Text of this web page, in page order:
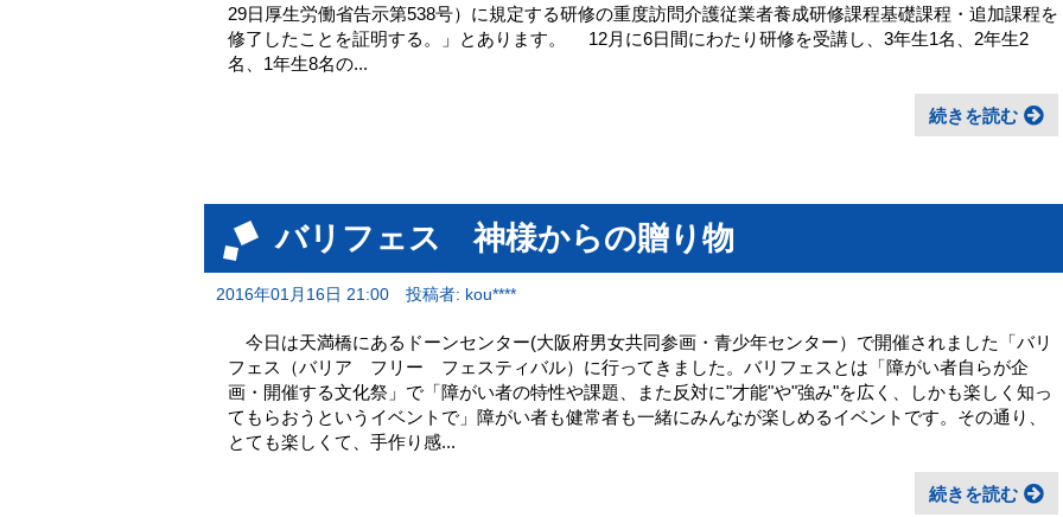
29日厚生労働省告示第538号）に規定する研修の重度訪問介護従業者養成研修課程基礎課程・追加課程を
修了したことを証明する。」とあります。 12月に6日間にわたり研修を受講し、3年生1名、2年生2
名、1年生8名の...
続きを読む
バリフェス 神様からの贈り物
2016年01月16日 21:00 投稿者: kou****
今日は天満橋にあるドーンセンター(大阪府男女共同参画・青少年センター）で開催されました「バリ
フェス（バリア フリー フェスティバル）に行ってきました。バリフェスとは「障がい者自らが企
画・開催する文化祭」で「障がい者の特性や課題、また反対に"才能"や"強み"を広く、しかも楽しく知っ
てもらおうというイベントで」障がい者も健常者も一緒にみんなが楽しめるイベントです。その通り、
とても楽しくて、手作り感...
続きを読む